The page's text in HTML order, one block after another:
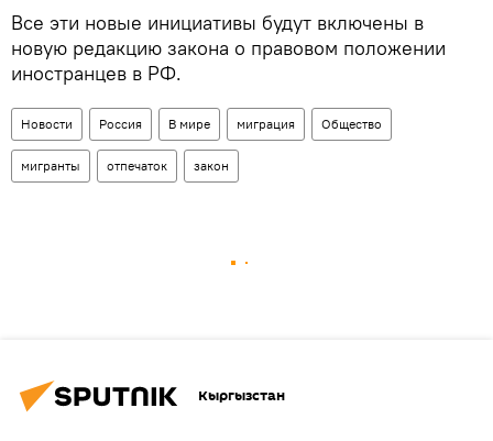
Все эти новые инициативы будут включены в
новую редакцию закона о правовом положении
иностранцев в РФ.
Новости Россия В мире миграция Общество
мигранты отпечаток закон
Кыргызстан